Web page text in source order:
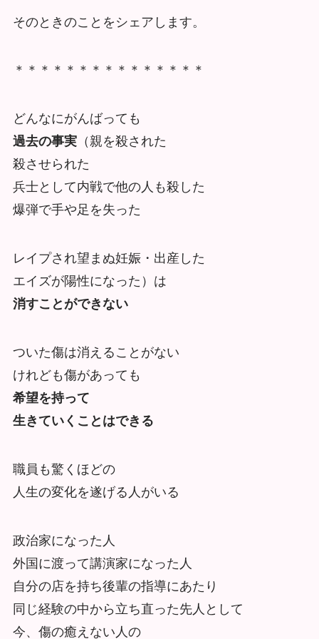
そのときのことをシェアします。
＊＊＊＊＊＊＊＊＊＊＊＊＊＊＊
どんなにがんばっても
過去の事実（親を殺された
殺させられた
兵士として内戦で他の人も殺した
爆弾で手や足を失った
レイプされ望まぬ妊娠・出産した
エイズが陽性になった）は
消すことができない
ついた傷は消えることがない
けれども傷があっても
希望を持って
生きていくことはできる
職員も驚くほどの
人生の変化を遂げる人がいる
政治家になった人
外国に渡って講演家になった人
自分の店を持ち後輩の指導にあたり
同じ経験の中から立ち直った先人として
今、傷の癒えない人の